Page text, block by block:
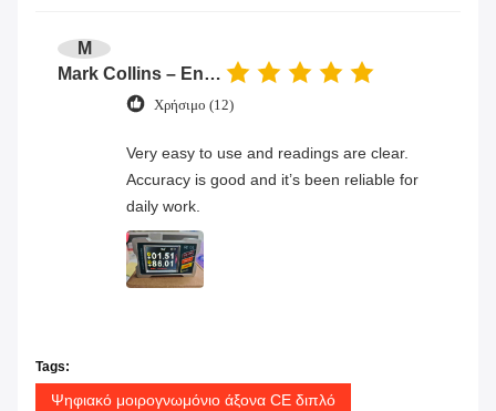
M
Mark Collins – Engineer
Χρήσιμο (12)
Very easy to use and readings are clear.
Accuracy is good and it’s been reliable for
daily work.
Tags:
Ψηφιακό μοιρογνωμόνιο άξονα CE διπλό